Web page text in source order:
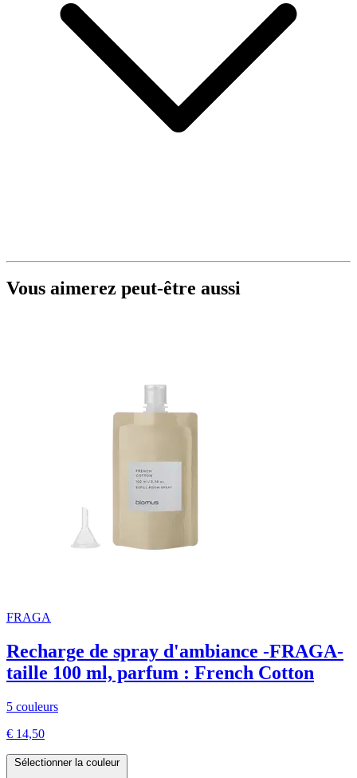
Vous aimerez peut-être aussi
FRAGA
Recharge de spray d'ambiance -FRAGA-
taille 100 ml, parfum : French Cotton
5 couleurs
€ 14,50
Sélectionner la couleur